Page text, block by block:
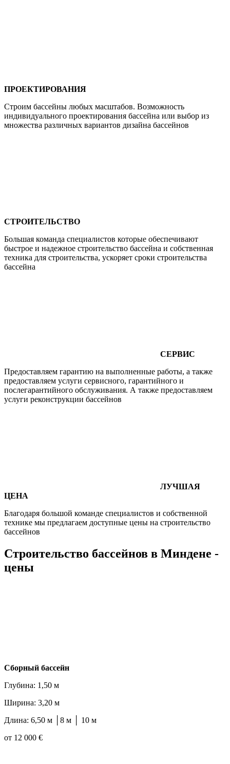
ПРОЕКТИРОВАНИЯ
Строим бассейны любых масштабов. Возможность
индивидуального проектирования бассейна или выбор из
множества различных вариантов дизайна бассейнов
СТРОИТЕЛЬСТВО
Большая команда специалистов которые обеспечивают
быстрое и надежное строительство бассейна и собственная
техника для строительства, ускоряет сроки строительства
бассейна
СЕРВИС
Предоставляем гарантию на выполненные работы, а также
предоставляем услуги сервисного, гарантийного и
послегарантийного обслуживания. А также предоставляем
услуги реконструкции бассейнов
ЛУЧШАЯ
ЦЕНА
Благодаря большой команде специалистов и собственной
технике мы предлагаем доступные цены на строительство
бассейнов
Строительство бассейнов в Миндене -
цены
Cборный бассейн
Глубина: 1,50 м
Ширина: 3,20 м
Длина: 6,50 м │8 м │ 10 м
от 12 000 €